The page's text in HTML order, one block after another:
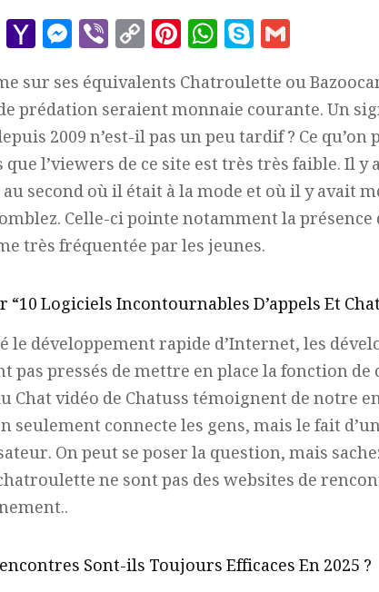
Message
Yahoo
Mail
Messenger
ViberCopy
Link
Pinterest
WhatsApp
Skype
sur ses équivalents Chatroulette ou
prédation seraient monnaie courante. Un
2009 n’est-il pas un peu tardif ? Ce
l’viewers de ce site est très très faible. Il
second où il était à la mode et où il y avait
Celle-ci pointe notamment la
très fréquentée par les jeunes.
Logiciels Incontournables D’appels Et
le développement rapide d’Internet, les
pas pressés de mettre en place la fonction de
Chat vidéo de Chatuss témoignent de notre
seulement connecte les gens, mais le fait
On peut se poser la question, mais
ne sont pas des websites de
Sont-ils Toujours Efficaces En 2025 ?